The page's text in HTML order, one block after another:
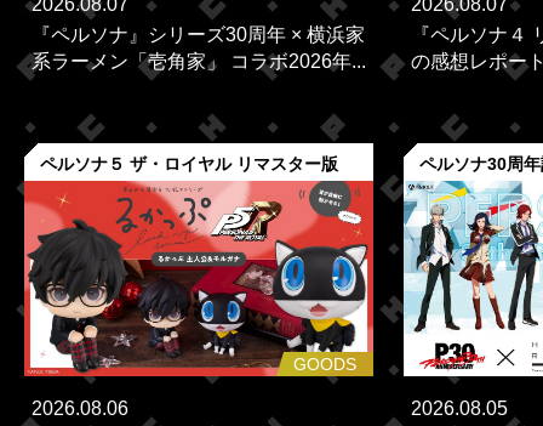
2026.08.07
『ペルソナ』シリーズ30周年 × 横浜家
系ラーメン「壱角家」 コラボ2026年...
2026.08.07
『ペルソナ４
の感想レポー
ペルソナ５ ザ・ロイヤル リマスター版
GOODS
2026.08.06
ペルソナ30周
2026.08.05